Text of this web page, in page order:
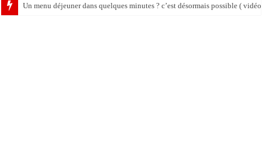
Un menu déjeuner dans quelques minutes ? c’est désormais possible (